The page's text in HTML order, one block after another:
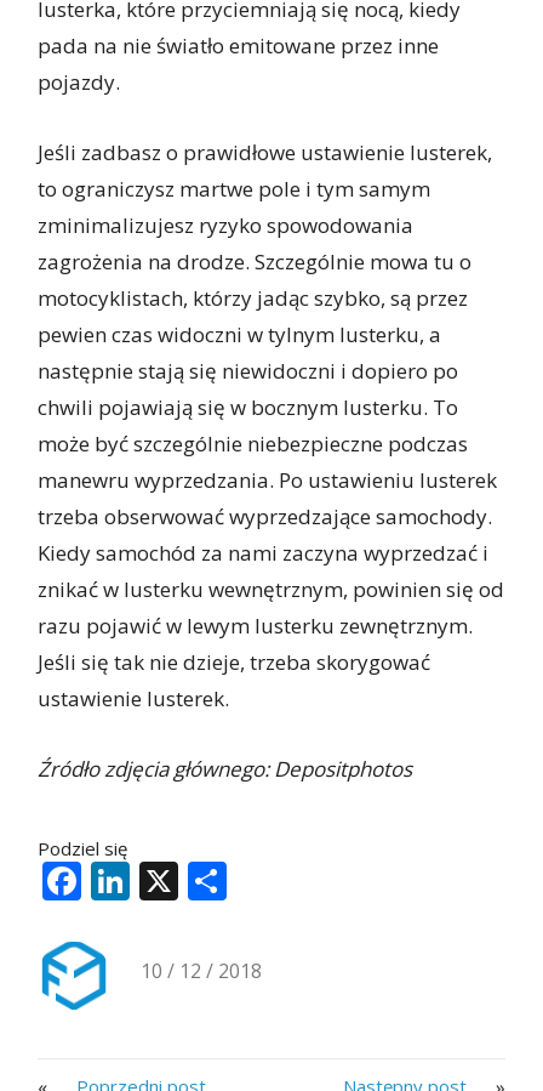
lusterka, które przyciemniają się nocą, kiedy
pada na nie światło emitowane przez inne
pojazdy.
Jeśli zadbasz o prawidłowe ustawienie lusterek,
to ograniczysz martwe pole i tym samym
zminimalizujesz ryzyko spowodowania
zagrożenia na drodze. Szczególnie mowa tu o
motocyklistach, którzy jadąc szybko, są przez
pewien czas widoczni w tylnym lusterku, a
następnie stają się niewidoczni i dopiero po
chwili pojawiają się w bocznym lusterku. To
może być szczególnie niebezpieczne podczas
manewru wyprzedzania. Po ustawieniu lusterek
trzeba obserwować wyprzedzające samochody.
Kiedy samochód za nami zaczyna wyprzedzać i
znikać w lusterku wewnętrznym, powinien się od
razu pojawić w lewym lusterku zewnętrznym.
Jeśli się tak nie dzieje, trzeba skorygować
ustawienie lusterek.
Źródło zdjęcia głównego: Depositphotos
Podziel się
Facebook
LinkedIn
X
10 / 12 / 2018